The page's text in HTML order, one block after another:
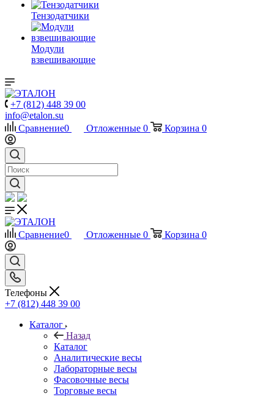
Тензодатчики
Модули
взвешивающие
+7 (812) 448 39 00
info@etalon.su
Сравнение0 Отложенные 0 Корзина 0
Сравнение0 Отложенные 0 Корзина 0
Телефоны
+7 (812) 448 39 00
Каталог
Назад
Каталог
Аналитические весы
Лабораторные весы
Фасовочные весы
Торговые весы